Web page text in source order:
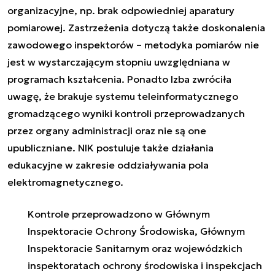
organizacyjne, np. brak odpowiedniej aparatury
pomiarowej. Zastrzeżenia dotyczą także doskonalenia
zawodowego inspektorów – metodyka pomiarów nie
jest w wystarczającym stopniu uwzględniana w
programach kształcenia. Ponadto Izba zwróciła
uwagę, że brakuje systemu teleinformatycznego
gromadzącego wyniki kontroli przeprowadzanych
przez organy administracji oraz nie są one
upubliczniane. NIK postuluje także działania
edukacyjne w zakresie oddziaływania pola
elektromagnetycznego.
Kontrole przeprowadzono w Głównym
Inspektoracie Ochrony Środowiska, Głównym
Inspektoracie Sanitarnym oraz wojewódzkich
inspektoratach ochrony środowiska i inspekcjach